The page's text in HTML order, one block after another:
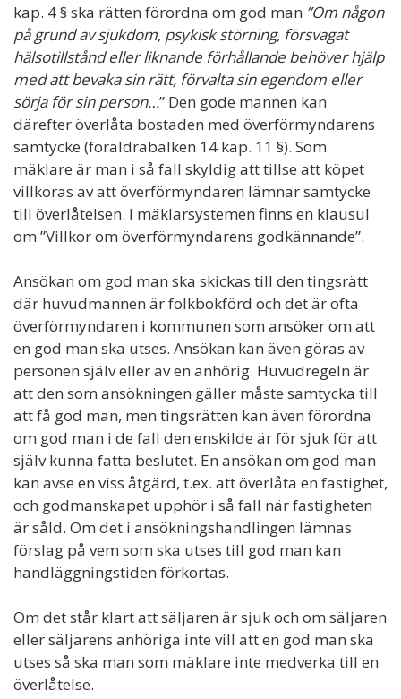
kap. 4 § ska rätten förordna om god man ”Om någon
på grund av sjukdom, psykisk störning, försvagat
hälsotillstånd eller liknande förhållande behöver hjälp
med att bevaka sin rätt, förvalta sin egendom eller
sörja för sin person…” Den gode mannen kan
därefter överlåta bostaden med överförmyndarens
samtycke (föräldrabalken 14 kap. 11 §). Som
mäklare är man i så fall skyldig att tillse att köpet
villkoras av att överförmyndaren lämnar samtycke
till överlåtelsen. I mäklarsystemen finns en klausul
om ”Villkor om överförmyndarens godkännande”.
Ansökan om god man ska skickas till den tingsrätt
där huvudmannen är folkbokförd och det är ofta
överförmyndaren i kommunen som ansöker om att
en god man ska utses. Ansökan kan även göras av
personen själv eller av en anhörig. Huvudregeln är
att den som ansökningen gäller måste samtycka till
att få god man, men tingsrätten kan även förordna
om god man i de fall den enskilde är för sjuk för att
själv kunna fatta beslutet. En ansökan om god man
kan avse en viss åtgärd, t.ex. att överlåta en fastighet,
och godmanskapet upphör i så fall när fastigheten
är såld. Om det i ansökningshandlingen lämnas
förslag på vem som ska utses till god man kan
handläggningstiden förkortas.
Om det står klart att säljaren är sjuk och om säljaren
eller säljarens anhöriga inte vill att en god man ska
utses så ska man som mäklare inte medverka till en
överlåtelse.